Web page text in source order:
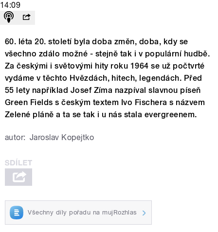
14:09
60. léta 20. století byla doba změn, doba, kdy se
všechno zdálo možné - stejně tak i v populární hudbě.
Za českými i světovými hity roku 1964 se už počtvrté
vydáme v těchto Hvězdách, hitech, legendách. Před
55 lety například Josef Zíma nazpíval slavnou píseň
Green Fields s českým textem Ivo Fischera s názvem
Zelené pláně a ta se tak i u nás stala evergreenem.
autor: Jaroslav Kopejtko
Všechny díly pořadu na mujRozhlas